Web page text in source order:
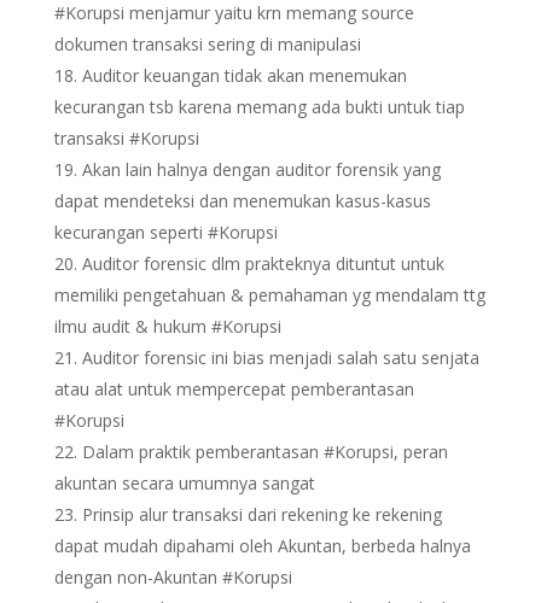
#Korupsi menjamur yaitu krn memang source
dokumen transaksi sering di manipulasi
Auditor keuangan tidak akan menemukan
kecurangan tsb karena memang ada bukti untuk tiap
transaksi #Korupsi
Akan lain halnya dengan auditor forensik yang
dapat mendeteksi dan menemukan kasus-kasus
kecurangan seperti #Korupsi
Auditor forensic dlm prakteknya dituntut untuk
memiliki pengetahuan & pemahaman yg mendalam ttg
ilmu audit & hukum #Korupsi
Auditor forensic ini bias menjadi salah satu senjata
atau alat untuk mempercepat pemberantasan
#Korupsi
Dalam praktik pemberantasan #Korupsi, peran
akuntan secara umumnya sangat
Prinsip alur transaksi dari rekening ke rekening
dapat mudah dipahami oleh Akuntan, berbeda halnya
dengan non-Akuntan #Korupsi